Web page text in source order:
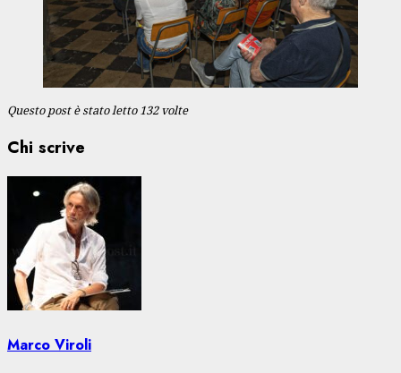
Questo post è stato letto 132 volte
Chi scrive
Marco Viroli